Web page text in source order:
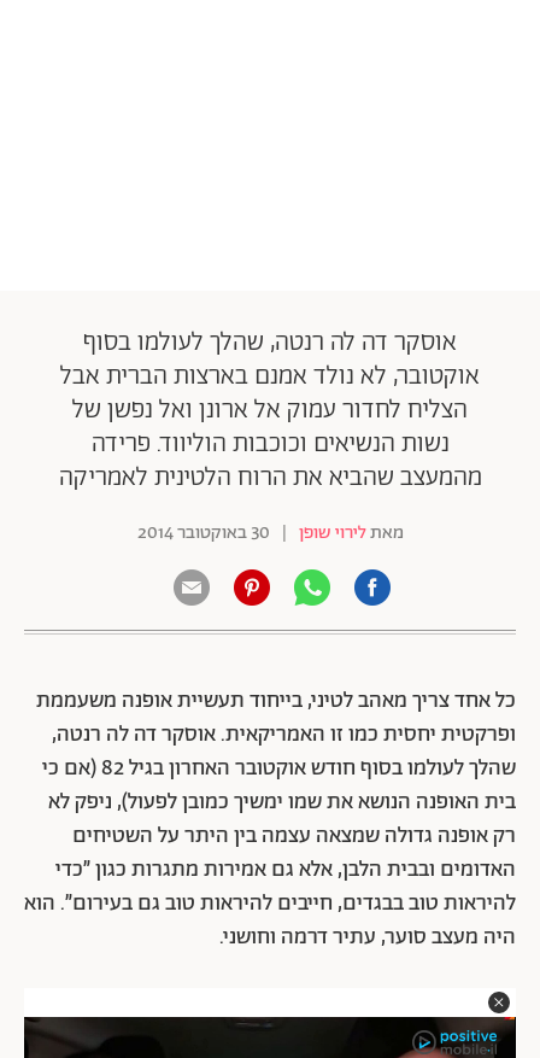
אוסקר דה לה רנטה, שהלך לעולמו בסוף
אוקטובר, לא נולד אמנם בארצות הברית אבל
הצליח לחדור עמוק אל ארונן ואל נפשן של
נשות הנשיאים וכוכבות הוליווד. פרידה
מהמעצב שהביא את הרוח הלטינית לאמריקה
מאתלירוי שופן | 30 באוקטובר 2014
כל אחד צריך מאהב לטיני, בייחוד תעשיית אופנה משעממת
ופרקטית יחסית כמו זו האמריקאית. אוסקר דה לה רנטה,
שהלך לעולמו בסוף חודש אוקטובר האחרון בגיל 82 (אם כי
בית האופנה הנושא את שמו ימשיך כמובן לפעול), ניפק לא
רק אופנה גדולה שמצאה עצמה בין היתר על השטיחים
האדומים ובבית הלבן, אלא גם אמירות מתגרות כגון ״כדי
להיראות טוב בבגדים, חייבים להיראות טוב גם בעירום״. הוא
היה מעצב סוער, עתיר דרמה וחושני.